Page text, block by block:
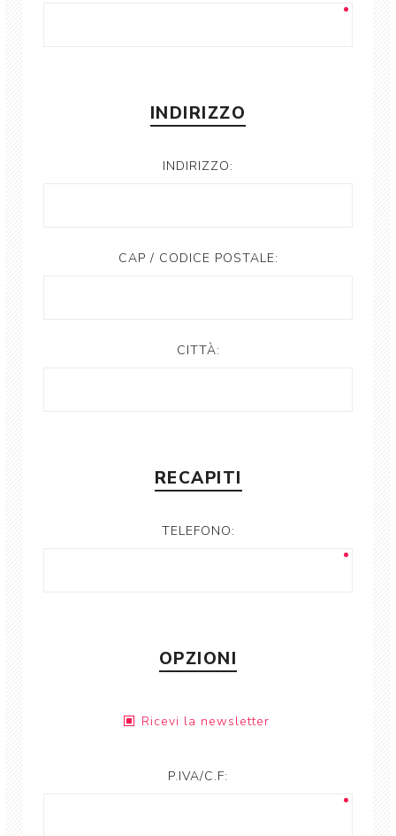
INDIRIZZO
INDIRIZZO:
CAP / CODICE POSTALE:
CITTÀ:
RECAPITI
TELEFONO:
OPZIONI
Ricevi la newsletter
P.IVA/C.F: